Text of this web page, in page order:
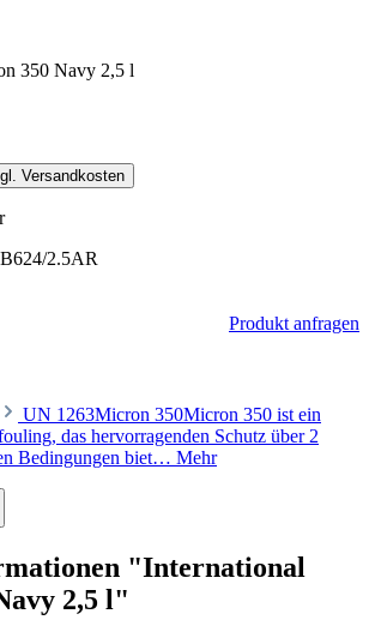
Versandkosten
2.5AR
Produkt anfragen
UN 1263Micron 350Micron 350 ist ein
das hervorragenden Schutz über 2
Bedingungen biet… Mehr
"International
2,5 l"